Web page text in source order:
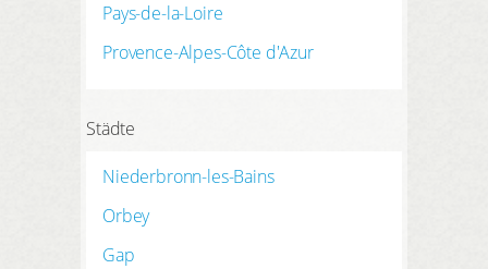
Pays-de-la-Loire
Provence-Alpes-Côte d'Azur
Städte
Niederbronn-les-Bains
Orbey
Gap